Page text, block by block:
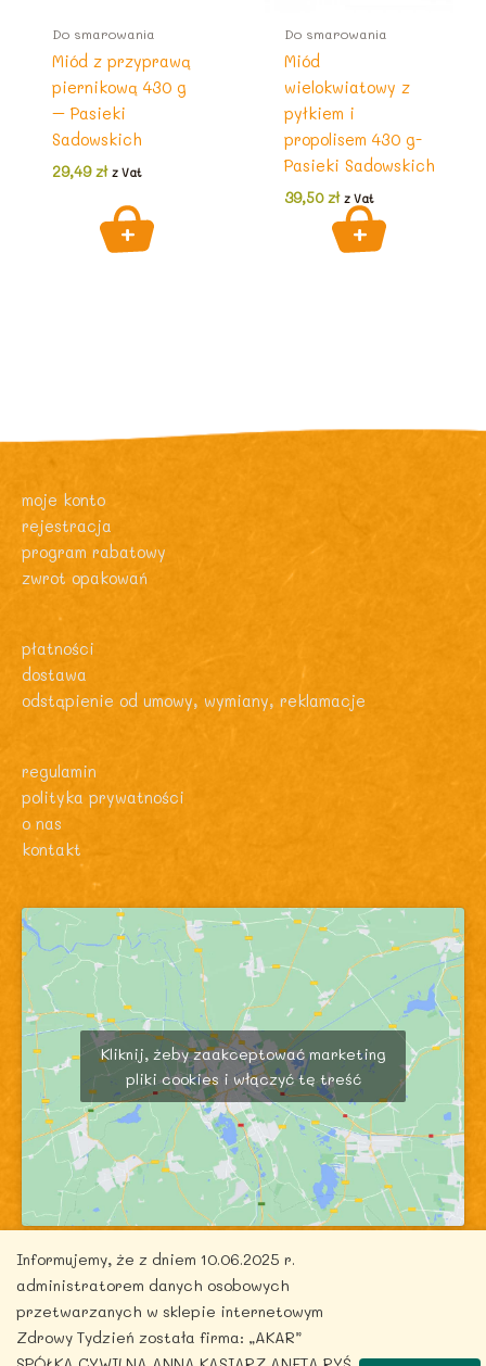
Do smarowania
Miód z przyprawą
piernikową 430 g
– Pasieki
Sadowskich
29,49zł z Vat
Do smarowania
Miód
wielokwiatowy z
pyłkiem i
propolisem 430 g-
Pasieki Sadowskich
39,50zł z Vat
moje konto
rejestracja
program rabatowy
zwrot opakowań
płatności
dostawa
odstąpienie od umowy, wymiany, reklamacje
regulamin
polityka prywatności
o nas
kontakt
Kliknij, żeby zaakceptować marketing
pliki cookies i włączyć tę treść
Copyright © 2026 zdrowytydzien.pl | Powered by
Informujemy, że z dniem 10.06.2025 r.
administratorem danych osobowych
przetwarzanych w sklepie internetowym
Zdrowy Tydzień została firma: „AKAR”